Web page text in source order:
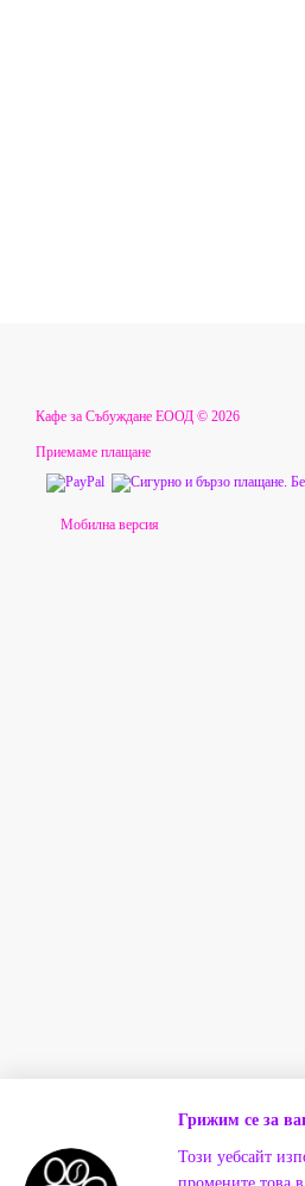
Кафе за Събуждане ЕООД © 2026
Приемаме плащане
Мобилна версия
Грижим се за
Този уебсайт